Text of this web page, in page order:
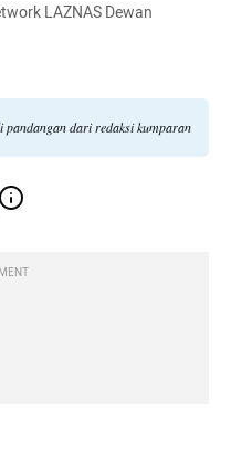
LAZNAS Dewan
dari redaksi kumparan